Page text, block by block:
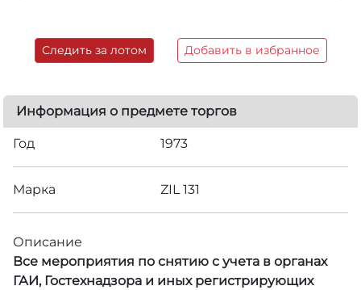
Следить за лотом Добавить в избранное
Информация о предмете торгов
Год 1973
Марка ZIL 131
Описание
Все мероприятия по снятию с учета в органах
ГАИ, Гостехнадзора и иных регистрирующих